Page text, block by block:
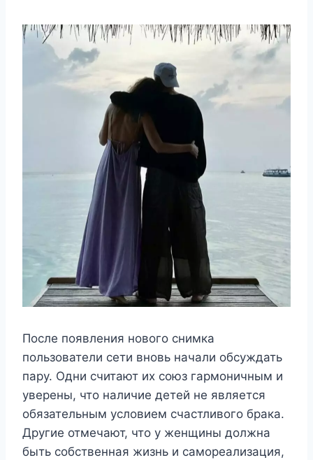
После появления нового снимка
пользователи сети вновь начали обсуждать
пару. Одни считают их союз гармоничным и
уверены, что наличие детей не является
обязательным условием счастливого брака.
Другие отмечают, что у женщины должна
быть собственная жизнь и самореализация,